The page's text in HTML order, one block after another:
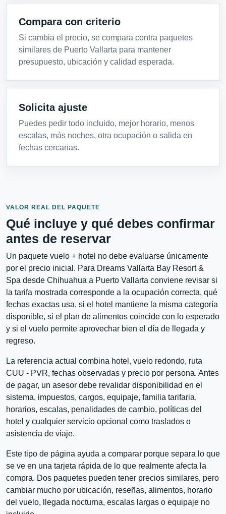
Compara con criterio
Si cambia el precio, se compara contra paquetes
similares de Puerto Vallarta para mantener
presupuesto, ubicación y calidad esperada.
Solicita ajuste
Puedes pedir todo incluido, mejor horario, menos
escalas, más noches, otra ocupación o salida en
fechas cercanas.
VALOR REAL DEL PAQUETE
Qué incluye y qué debes confirmar
antes de reservar
Un paquete vuelo + hotel no debe evaluarse únicamente
por el precio inicial. Para Dreams Vallarta Bay Resort &
Spa desde Chihuahua a Puerto Vallarta conviene revisar si
la tarifa mostrada corresponde a la ocupación correcta, qué
fechas exactas usa, si el hotel mantiene la misma categoría
disponible, si el plan de alimentos coincide con lo esperado
y si el vuelo permite aprovechar bien el día de llegada y
regreso.
La referencia actual combina hotel, vuelo redondo, ruta
CUU - PVR, fechas observadas y precio por persona. Antes
de pagar, un asesor debe revalidar disponibilidad en el
sistema, impuestos, cargos, equipaje, familia tarifaria,
horarios, escalas, penalidades de cambio, políticas del
hotel y cualquier servicio opcional como traslados o
asistencia de viaje.
Este tipo de página ayuda a comparar porque separa lo que
se ve en una tarjeta rápida de lo que realmente afecta la
compra. Dos paquetes pueden tener precios similares, pero
cambiar mucho por ubicación, reseñas, alimentos, horario
del vuelo, llegada nocturna, escalas largas o equipaje no